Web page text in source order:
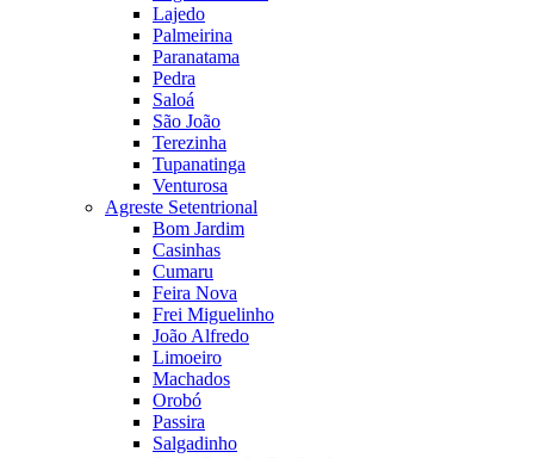
Lajedo
Palmeirina
Paranatama
Pedra
Saloá
São João
Terezinha
Tupanatinga
Venturosa
Agreste Setentrional
Bom Jardim
Casinhas
Cumaru
Feira Nova
Frei Miguelinho
João Alfredo
Limoeiro
Machados
Orobó
Passira
Salgadinho